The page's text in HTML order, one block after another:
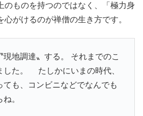
のものを持つのではなく、「極力身
がけるのが禅僧の生き方です。
現地調達〟する。 それまでのこ
した。 たしかにいまの時代、
ても、コンビニなどでなんでも
。